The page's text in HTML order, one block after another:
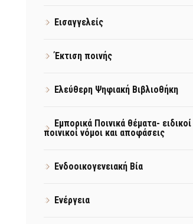
Εισαγγελείς
Έκτιση ποινής
Ελεύθερη Ψηφιακή Βιβλιοθήκη
Εμπορικά Ποινικά θέματα- ειδικοί
ποινικοί νόμοι και αποφάσεις
Ενδοοικογενειακή Βία
Ενέργεια